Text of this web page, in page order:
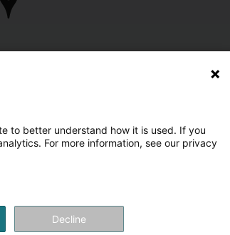
to better understand how it is used. If you
For more information, see our privacy
Decline